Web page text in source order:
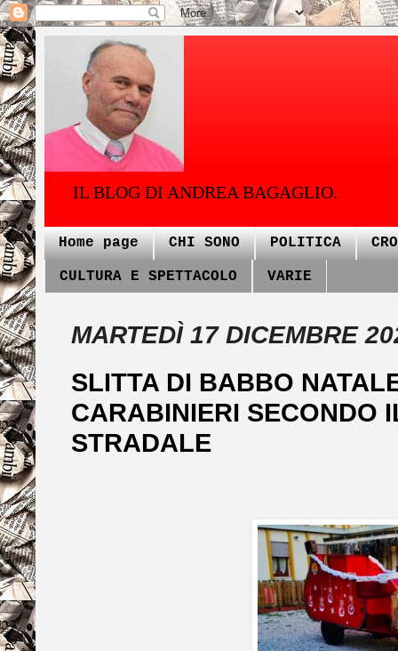
IL BLOG DI ANDREA BAGAGLIO.
Home page CHI SONO POLITICA
CULTURA E SPETTACOLO VARIE
MARTEDÌ 17 DICEMBRE
SLITTA DI BABBO
CARABINIERI SECONDO
STRADALE